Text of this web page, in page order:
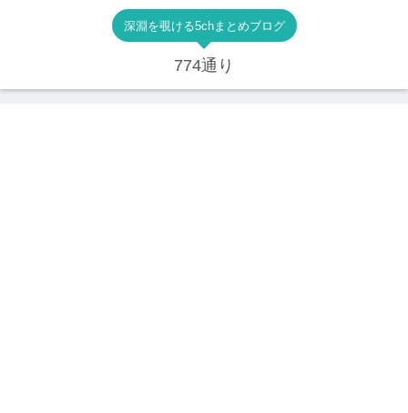
深淵を覗ける5chまとめブログ
774通り